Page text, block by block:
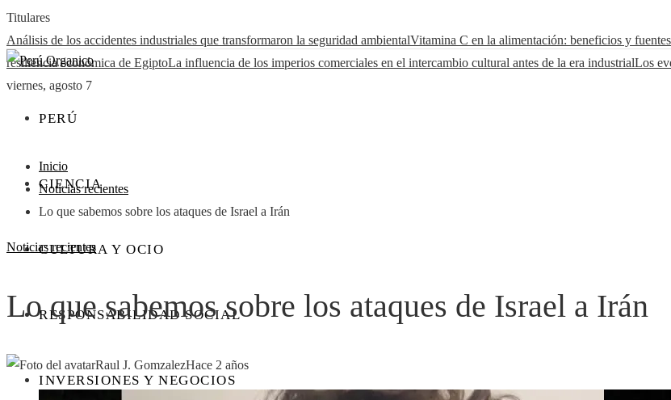
Titulares
Análisis de los accidentes industriales que transformaron la seguridad ambientalVitamina C en la alimentación: beneficios y
resiliencia económica de EgiptoLa influencia de los imperios comerciales en el intercambio cultural antes de la era industrialLos
viernes, agosto 7
PERÚ
CIENCIA
CULTURA Y OCIO
RESPONSABILIDAD SOCIAL
INVERSIONES Y NEGOCIOS
Inicio
Noticias recientes
Lo que sabemos sobre los ataques de Israel a Irán
Noticias recientes
Lo que sabemos sobre los ataques de Israel a Irán
Raul J. GomzalezHace 2 años